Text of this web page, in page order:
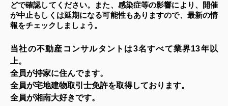
どで確認してください。また、感染症等の影響により、開催
が中止もしくは延期になる可能性もありますので、最新の情
報をチェックしましょう。
当社の不動産コンサルタントは3名すべて業界13年以
上。
全員が持家に住んでます。
全員が宅地建物取引士免許を取得しております。
全員が湘南大好きです。